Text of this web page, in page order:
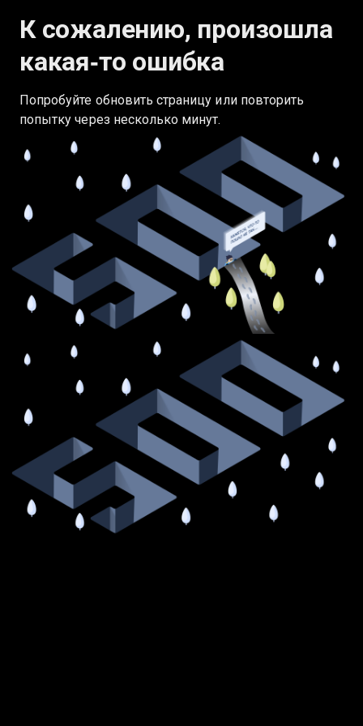
К сожалению, произошла
какая‑то ошибка
Попробуйте обновить страницу или повторить
попытку через несколько минут.